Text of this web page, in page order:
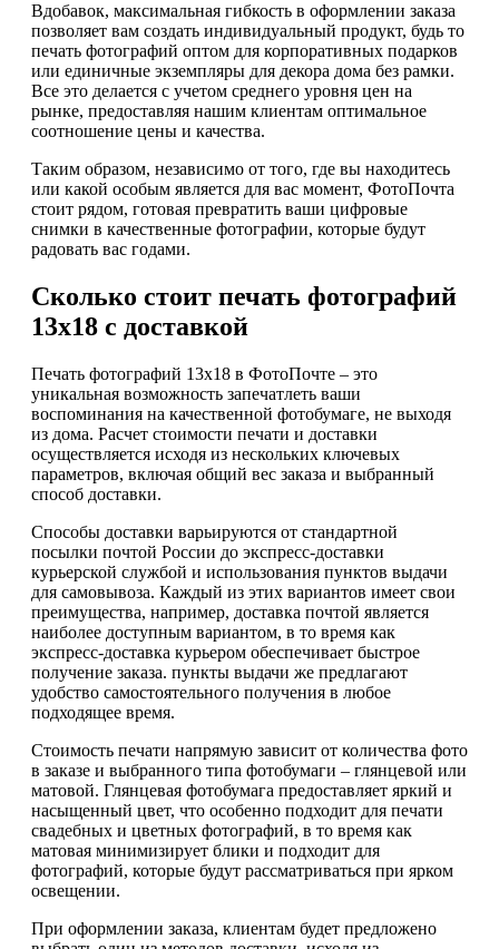
Вдобавок, максимальная гибкость в оформлении заказа
позволяет вам создать индивидуальный продукт, будь то
печать фотографий оптом для корпоративных подарков
или единичные экземпляры для декора дома без рамки.
Все это делается с учетом среднего уровня цен на
рынке, предоставляя нашим клиентам оптимальное
соотношение цены и качества.
Таким образом, независимо от того, где вы находитесь
или какой особым является для вас момент, ФотоПочта
стоит рядом, готовая превратить ваши цифровые
снимки в качественные фотографии, которые будут
радовать вас годами.
Сколько стоит печать фотографий
13х18 с доставкой
Печать фотографий 13х18 в ФотоПочте – это
уникальная возможность запечатлеть ваши
воспоминания на качественной фотобумаге, не выходя
из дома. Расчет стоимости печати и доставки
осуществляется исходя из нескольких ключевых
параметров, включая общий вес заказа и выбранный
способ доставки.
Способы доставки варьируются от стандартной
посылки почтой России до экспресс-доставки
курьерской службой и использования пунктов выдачи
для самовывоза. Каждый из этих вариантов имеет свои
преимущества, например, доставка почтой является
наиболее доступным вариантом, в то время как
экспресс-доставка курьером обеспечивает быстрое
получение заказа. пункты выдачи же предлагают
удобство самостоятельного получения в любое
подходящее время.
Стоимость печати напрямую зависит от количества фото
в заказе и выбранного типа фотобумаги – глянцевой или
матовой. Глянцевая фотобумага предоставляет яркий и
насыщенный цвет, что особенно подходит для печати
свадебных и цветных фотографий, в то время как
матовая минимизирует блики и подходит для
фотографий, которые будут рассматриваться при ярком
освещении.
При оформлении заказа, клиентам будет предложено